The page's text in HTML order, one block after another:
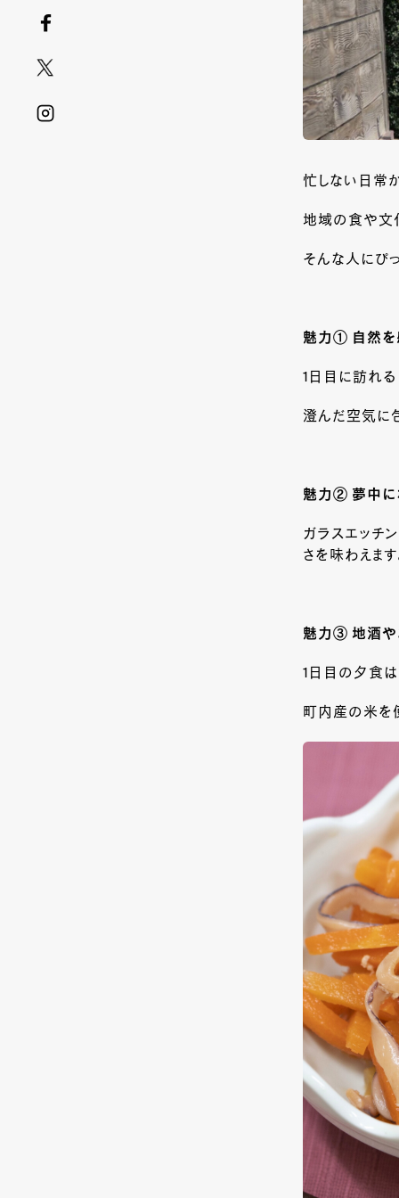
忙しない日常
地域の食や文
そんな人にぴ
魅力① 自然を
1 日目に訪れる
澄んだ空気に
魅力② 夢中に
ガラスエッチ
さを味わえます
魅力③ 地酒や
1 日目の夕食は
町内産の米を